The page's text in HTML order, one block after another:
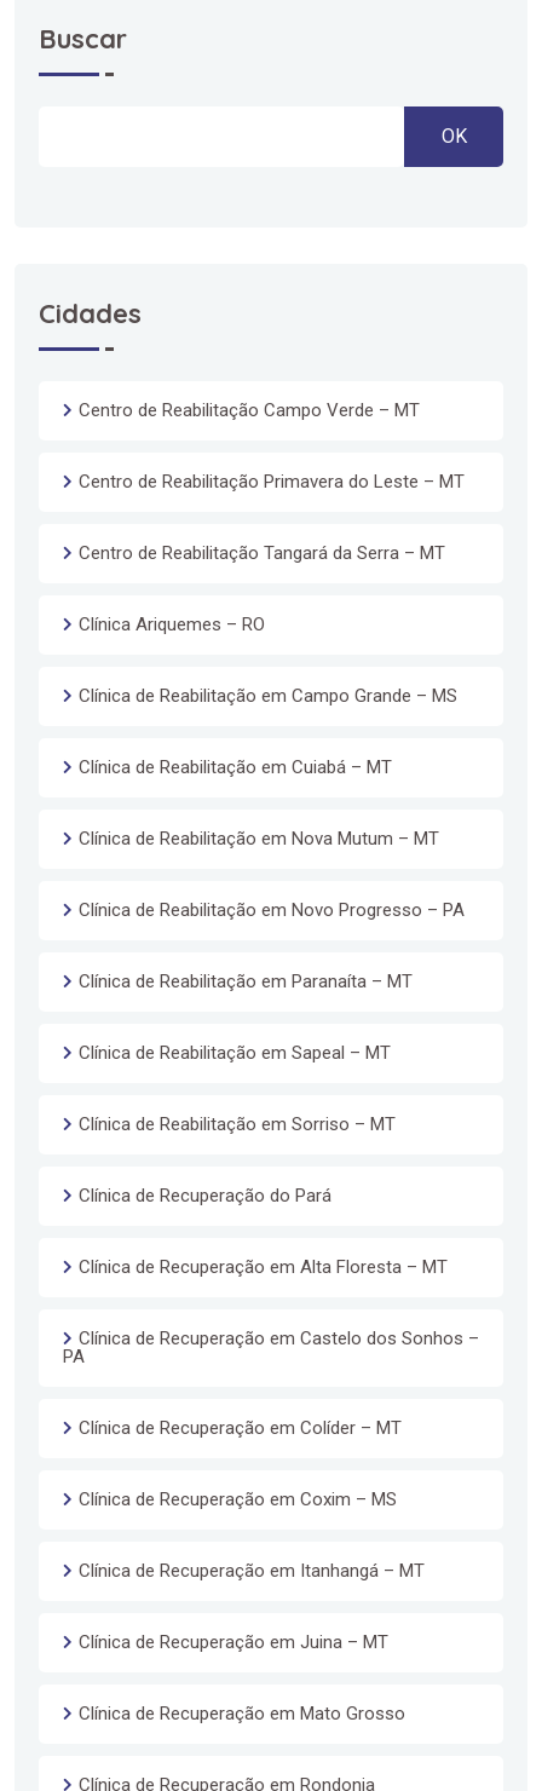
Buscar
OK
Cidades
Centro de Reabilitação Campo Verde – MT
Centro de Reabilitação Primavera do Leste – MT
Centro de Reabilitação Tangará da Serra – MT
Clínica Ariquemes – RO
Clínica de Reabilitação em Campo Grande – MS
Clínica de Reabilitação em Cuiabá – MT
Clínica de Reabilitação em Nova Mutum – MT
Clínica de Reabilitação em Novo Progresso – PA
Clínica de Reabilitação em Paranaíta – MT
Clínica de Reabilitação em Sapeal – MT
Clínica de Reabilitação em Sorriso – MT
Clínica de Recuperação do Pará
Clínica de Recuperação em Alta Floresta – MT
Clínica de Recuperação em Castelo dos Sonhos –
PA
Clínica de Recuperação em Colíder – MT
Clínica de Recuperação em Coxim – MS
Clínica de Recuperação em Itanhangá – MT
Clínica de Recuperação em Juina – MT
Clínica de Recuperação em Mato Grosso
Clínica de Recuperação em Rondonia